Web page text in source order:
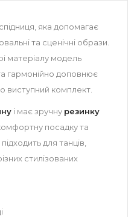
яка допомагає
та сценічні образи.
матеріалу модель
гармонійно доповнює
виступний комплект.
і має зручну резинку
посадку та
для танців,
стилізованих